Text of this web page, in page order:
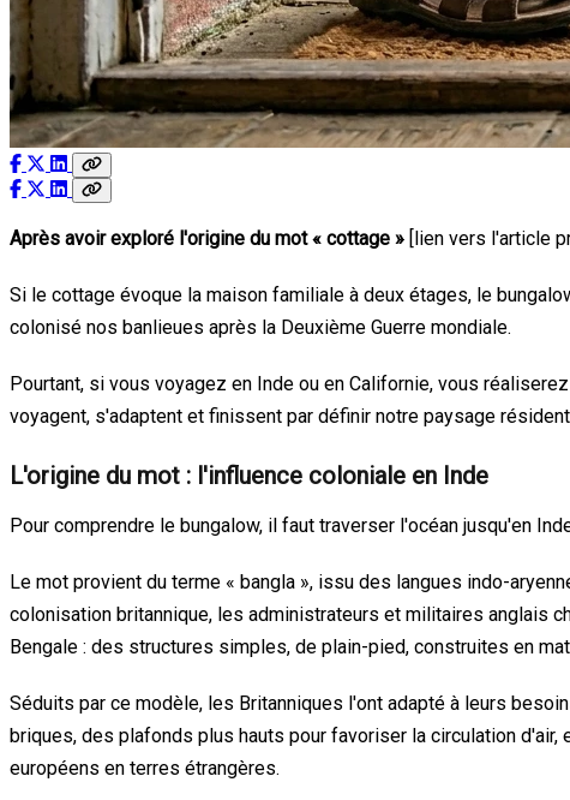
Après avoir exploré l'origine du mot « cottage » [lien vers l'article
Si le cottage évoque la maison familiale à deux étages, le
colonisé nos banlieues après la Deuxième Guerre mondiale.
Pourtant, si vous voyagez en Inde ou en Californie, vous
voyagent, s'adaptent et finissent par définir notre paysage
L'origine du mot : l'influence coloniale en Inde
Pour comprendre le bungalow, il faut traverser l'océan jusqu'en
Le mot provient du terme « bangla », issu des langues indo-
colonisation britannique, les administrateurs et militaires anglais
Bengale : des structures simples, de plain-pied, construites en
Séduits par ce modèle, les Britanniques l'ont adapté à leurs
briques, des plafonds plus hauts pour favoriser la circulation
européens en terres étrangères.